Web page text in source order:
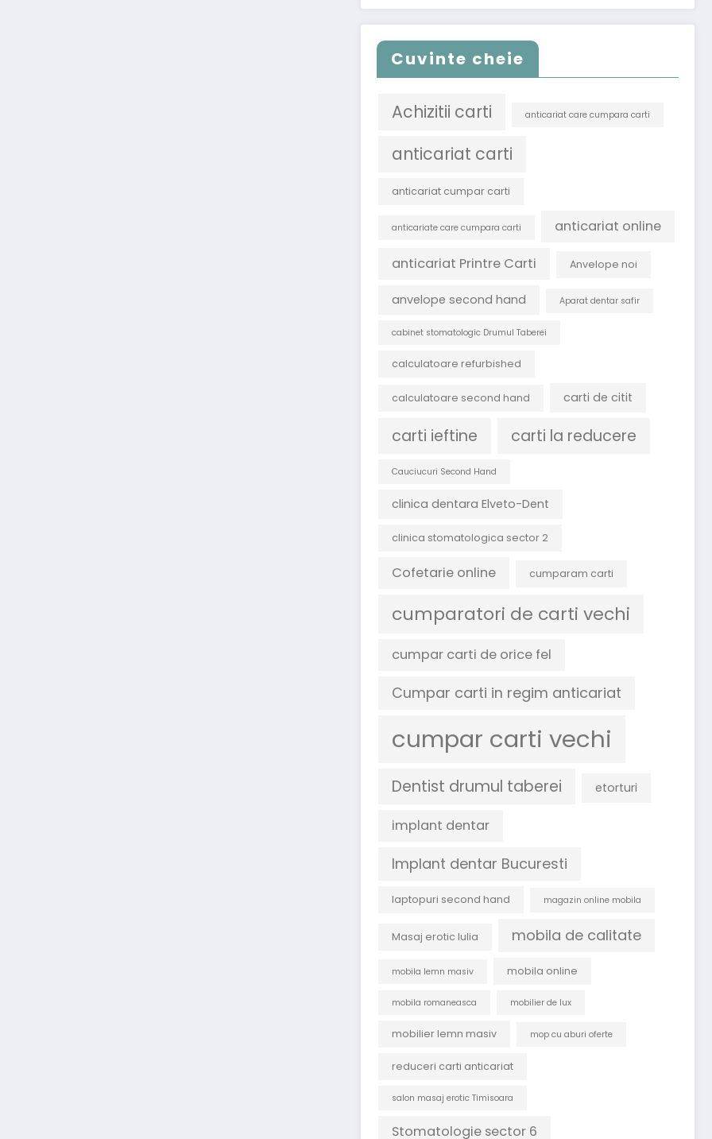
Cuvinte cheie
Achizitii carti anticariat care cumpara carti
anticariat carti
anticariat cumpar carti
anticariate care cumpara carti anticariat online
anticariat Printre Carti Anvelope noi
anvelope second hand Aparat dentar safir
cabinet stomatologic Drumul Taberei
calculatoare refurbished
calculatoare second hand carti de citit
carti ieftine carti la reducere
Cauciucuri Second Hand
clinica dentara Elveto-Dent
clinica stomatologica sector 2
Cofetarie online cumparam carti
cumparatori de carti vechi
cumpar carti de orice fel
Cumpar carti in regim anticariat
cumpar carti vechi
Dentist drumul taberei etorturi
implant dentar
Implant dentar Bucuresti
laptopuri second hand magazin online mobila
Masaj erotic Iulia mobila de calitate
mobila lemn masiv mobila online
mobila romaneasca mobilier de lux
mobilier lemn masiv mop cu aburi oferte
reduceri carti anticariat
salon masaj erotic Timisoara
Stomatologie sector 6